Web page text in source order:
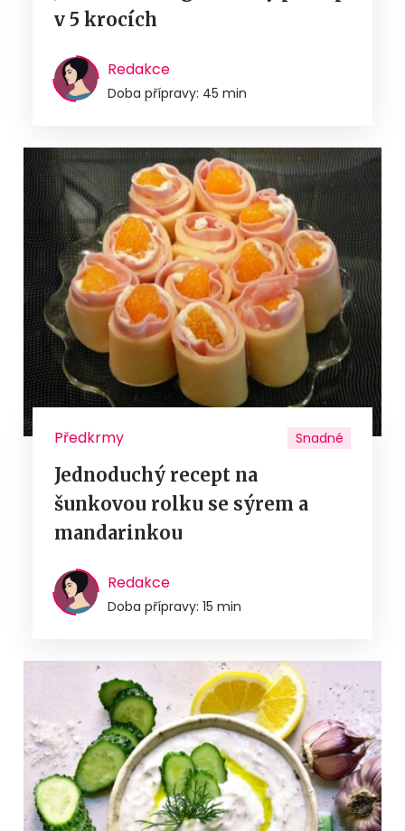
v 5 krocích
Redakce
Doba přípravy: 45 min
Předkrmy Snadné
Jednoduchý recept na
šunkovou rolku se sýrem a
mandarinkou
Redakce
Doba přípravy: 15 min